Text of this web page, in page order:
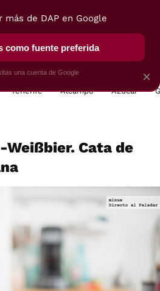
SELECCIÓN VEGUI
Tenerife Alcampo Azúcar
Cata de
×
más de DAP en Google
como fuente preferida
una cuenta de Google